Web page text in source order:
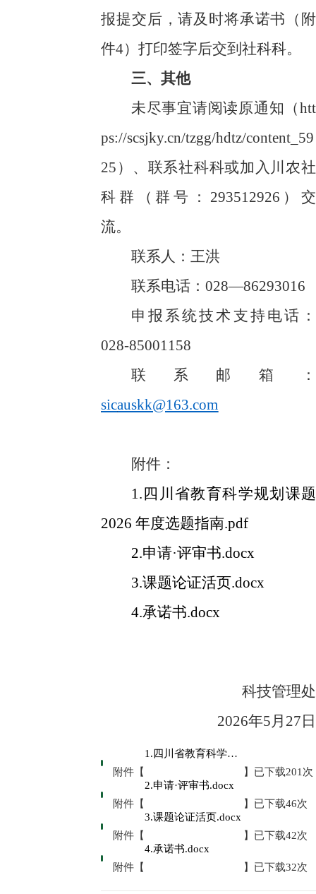
报提交后，请及时将承诺书（附
件4）打印签字后交到社科科。
三、其他
未尽事宜请阅读原通知（htt
ps://scsjky.cn/tzgg/hdtz/content_59
25）、联系社科科或加入川农社
科群（群号： 293512926）交
流。
联系人：王洪
联系电话： 028—86293016
申报系统技术支持电话：
028-85001158
联系邮箱：
sicauskk@163.com
附件：
1.四川省教育科学规划课题
2026 年度选题指南.pdf
2.申请·评审书.docx
3.课题论证活页.docx
4.承诺书.docx
科技管理处
2026年5月27日
附件【
1.四川省教育科学规划课题2026 年度选题指南.pdf
】已下载201次
附件【
2.申请·评审书.docx
】已下载46次
附件【
3.课题论证活页.docx
】已下载42次
附件【
4.承诺书.docx
】已下载32次